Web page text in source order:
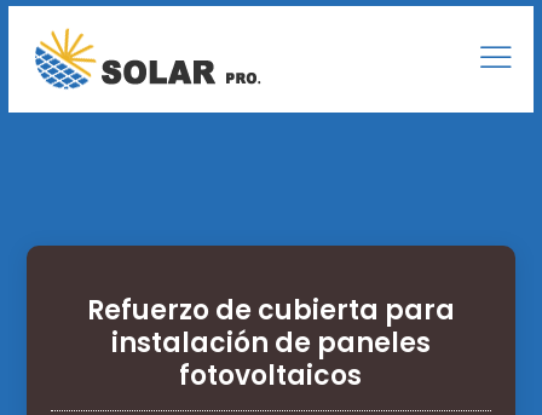
Refuerzo de cubierta para
instalación de paneles
fotovoltaicos